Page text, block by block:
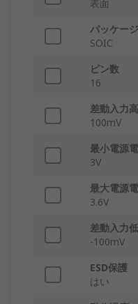
表面
パッケー
SOIC
ピン数
16
差動入力
100mV
最小電源
3V
最大電源
3.6V
差動入力
-100mV
ESD保護
はい